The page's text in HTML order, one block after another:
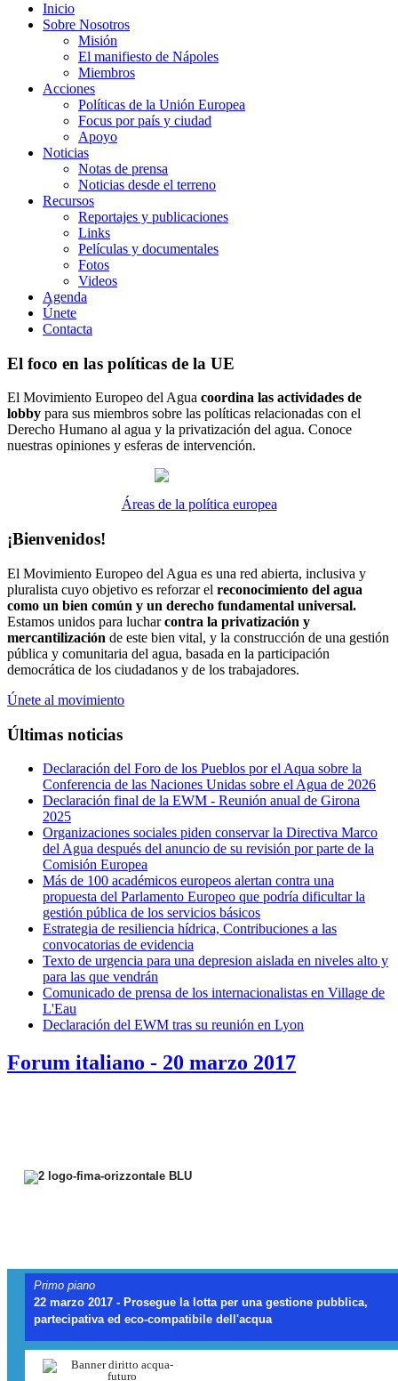
Inicio
Sobre Nosotros
Misión
El manifiesto de Nápoles
Miembros
Acciones
Políticas de la Unión Europea
Focus por país y ciudad
Apoyo
Noticias
Notas de prensa
Noticias desde el terreno
Recursos
Reportajes y publicaciones
Links
Películas y documentales
Fotos
Videos
Agenda
Únete
Contacta
El foco en las políticas de la UE
El Movimiento Europeo del Agua coordina las actividades de
lobby para sus miembros sobre las políticas relacionadas con el
Derecho Humano al agua y la privatización del agua. Conoce
nuestras opiniones y esferas de intervención.
Áreas de la política europea
¡Bienvenidos!
El Movimiento Europeo del Agua es una red abierta, inclusiva y
pluralista cuyo objetivo es reforzar el reconocimiento del agua
como un bien común y un derecho fundamental universal.
Estamos unidos para lucharcontra la privatización y
mercantilización de este bien vital, y la construcción de una gestión
pública y comunitaria del agua, basada en la participación
democrática de los ciudadanos y de los trabajadores.
Únete al movimiento
Últimas noticias
Declaración del Foro de los Pueblos por el Aqua sobre la
Conferencia de las Naciones Unidas sobre el Agua de 2026
Declaración final de la EWM - Reunión anual de Girona
2025
Organizaciones sociales piden conservar la Directiva Marco
del Agua después del anuncio de su revisión por parte de la
Comisión Europea
Más de 100 académicos europeos alertan contra una
propuesta del Parlamento Europeo que podría dificultar la
gestión pública de los servicios básicos
Estrategia de resiliencia hídrica, Contribuciones a las
convocatorias de evidencia
Texto de urgencia para una depresion aislada en niveles alto y
para las que vendrán
Comunicado de prensa de los internacionalistas en Village de
L'Eau
Declaración del EWM tras su reunión en Lyon
Forum italiano - 20 marzo 2017
Primo piano
22 marzo 2017 - Prosegue la lotta per una gestione pubblica,
partecipativa ed eco-compatibile dell'acqua